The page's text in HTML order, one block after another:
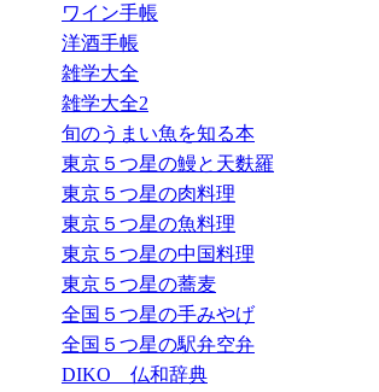
ワイン手帳
洋酒手帳
雑学大全
雑学大全2
旬のうまい魚を知る本
東京５つ星の鰻と天麩羅
東京５つ星の肉料理
東京５つ星の魚料理
東京５つ星の中国料理
東京５つ星の蕎麦
全国５つ星の手みやげ
全国５つ星の駅弁空弁
DIKO 仏和辞典